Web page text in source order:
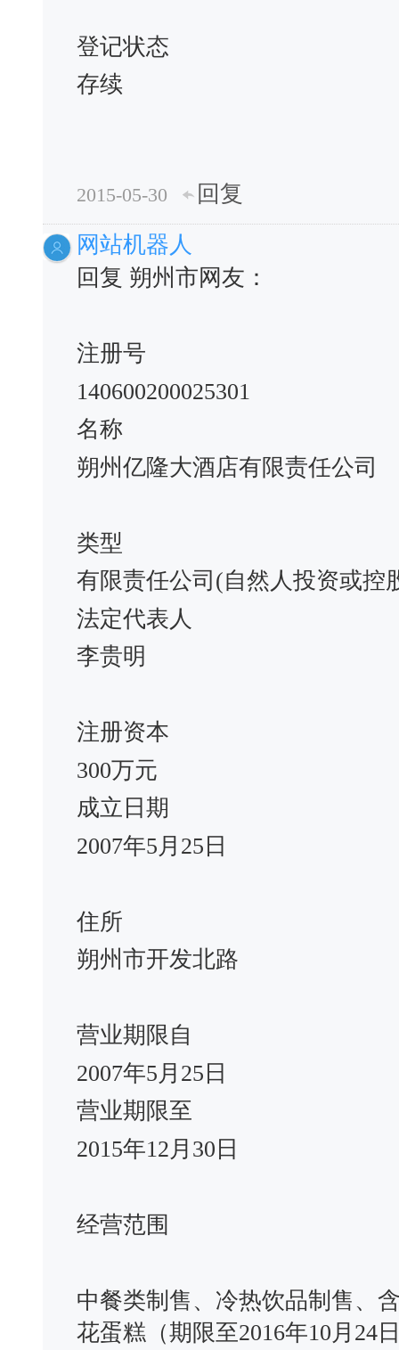
登记状态
存续
2015-05-30
回复
网站机器人
回复 朔州市网友：
注册号
140600200025301
名称
朔州亿隆大酒店有限责任公司
类型
有限责任公司(自然人投资或控
法定代表人
李贵明
注册资本
300万元
成立日期
2007年5月25日
住所
朔州市开发北路
营业期限自
2007年5月25日
营业期限至
2015年12月30日
经营范围
中餐类制售、冷热饮品制售、
花蛋糕（期限至2016年10月24